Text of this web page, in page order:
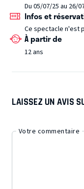
Du 05/07/25 au 26/
Infos et
Ce spectacle n'est
À partir de
12 ans
LAISSEZ UN AVIS
Votre commentaire